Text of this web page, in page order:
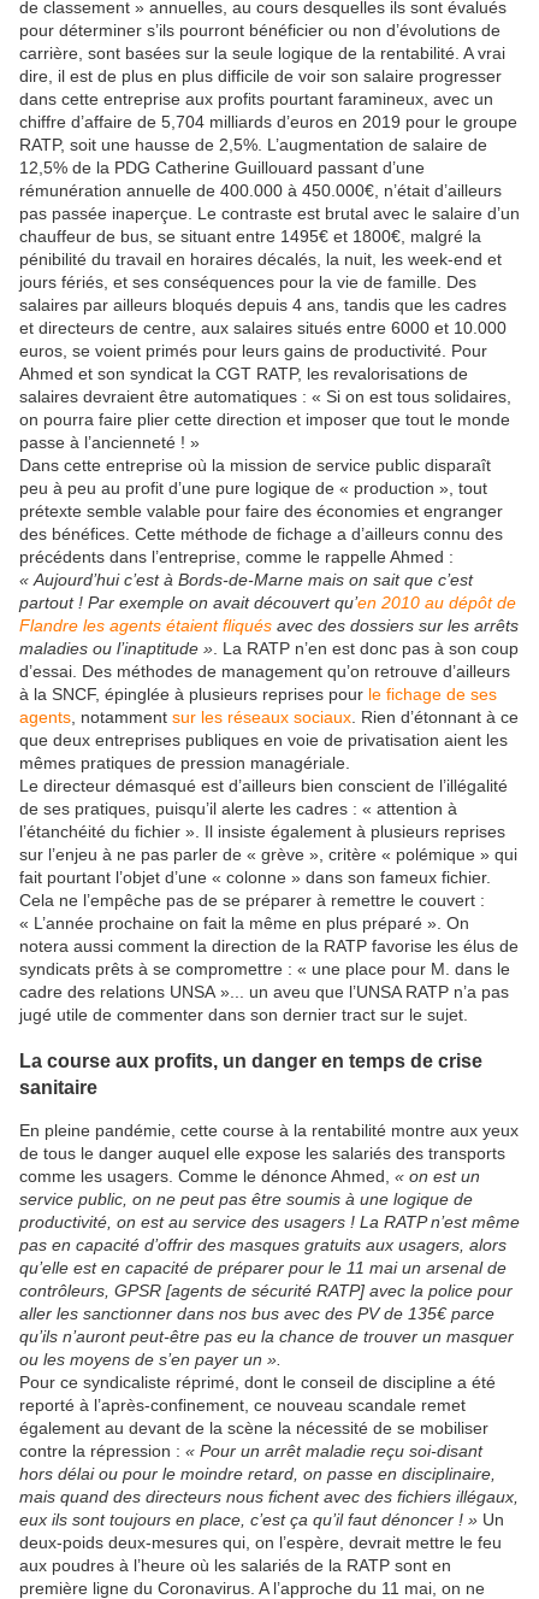
de classement » annuelles, au cours desquelles ils sont évalués
pour déterminer s’ils pourront bénéficier ou non d’évolutions de
carrière, sont basées sur la seule logique de la rentabilité. A vrai
dire, il est de plus en plus difficile de voir son salaire progresser
dans cette entreprise aux profits pourtant faramineux, avec un
chiffre d’affaire de 5,704 milliards d’euros en 2019 pour le groupe
RATP, soit une hausse de 2,5%. L’augmentation de salaire de
12,5% de la PDG Catherine Guillouard passant d’une
rémunération annuelle de 400.000 à 450.000€, n’était d’ailleurs
pas passée inaperçue. Le contraste est brutal avec le salaire d’un
chauffeur de bus, se situant entre 1495€ et 1800€, malgré la
pénibilité du travail en horaires décalés, la nuit, les week-end et
jours fériés, et ses conséquences pour la vie de famille. Des
salaires par ailleurs bloqués depuis 4 ans, tandis que les cadres
et directeurs de centre, aux salaires situés entre 6000 et 10.000
euros, se voient primés pour leurs gains de productivité. Pour
Ahmed et son syndicat la CGT RATP, les revalorisations de
salaires devraient être automatiques : « Si on est tous solidaires,
on pourra faire plier cette direction et imposer que tout le monde
passe à l’ancienneté ! »
Dans cette entreprise où la mission de service public disparaît
peu à peu au profit d’une pure logique de « production », tout
prétexte semble valable pour faire des économies et engranger
des bénéfices. Cette méthode de fichage a d’ailleurs connu des
précédents dans l’entreprise, comme le rappelle Ahmed :
« Aujourd’hui c’est à Bords-de-Marne mais on sait que c’est
partout ! Par exemple on avait découvert qu’en 2010 au dépôt de
Flandre les agents étaient fliqués avec des dossiers sur les arrêts
maladies ou l’inaptitude » . La RATP n’en est donc pas à son coup
d’essai. Des méthodes de management qu’on retrouve d’ailleurs
à la SNCF, épinglée à plusieurs reprises pour le fichage de ses
agents , notamment sur les réseaux sociaux . Rien d’étonnant à ce
que deux entreprises publiques en voie de privatisation aient les
mêmes pratiques de pression managériale.
Le directeur démasqué est d’ailleurs bien conscient de l’illégalité
de ses pratiques, puisqu’il alerte les cadres : « attention à
l’étanchéité du fichier ». Il insiste également à plusieurs reprises
sur l’enjeu à ne pas parler de « grève », critère « polémique » qui
fait pourtant l’objet d’une « colonne » dans son fameux fichier.
Cela ne l’empêche pas de se préparer à remettre le couvert :
« L’année prochaine on fait la même en plus préparé ». On
notera aussi comment la direction de la RATP favorise les élus de
syndicats prêts à se compromettre : « une place pour M. dans le
cadre des relations UNSA »... un aveu que l’UNSA RATP n’a pas
jugé utile de commenter dans son dernier tract sur le sujet.
La course aux profits, un danger en temps de crise
sanitaire
En pleine pandémie, cette course à la rentabilité montre aux yeux
de tous le danger auquel elle expose les salariés des transports
comme les usagers. Comme le dénonce Ahmed, « on est un
service public, on ne peut pas être soumis à une logique de
productivité, on est au service des usagers ! La RATP n’est même
pas en capacité d’offrir des masques gratuits aux usagers, alors
qu’elle est en capacité de préparer pour le 11 mai un arsenal de
contrôleurs, GPSR [agents de sécurité RATP] avec la police pour
aller les sanctionner dans nos bus avec des PV de 135€ parce
qu’ils n’auront peut-être pas eu la chance de trouver un masquer
ou les moyens de s’en payer un ».
Pour ce syndicaliste réprimé, dont le conseil de discipline a été
reporté à l’après-confinement, ce nouveau scandale remet
également au devant de la scène la nécessité de se mobiliser
contre la répression : « Pour un arrêt maladie reçu soi-disant
hors délai ou pour le moindre retard, on passe en disciplinaire,
mais quand des directeurs nous fichent avec des fichiers illégaux,
eux ils sont toujours en place, c’est ça qu’il faut dénoncer ! » Un
deux-poids deux-mesures qui, on l’espère, devrait mettre le feu
aux poudres à l’heure où les salariés de la RATP sont en
première ligne du Coronavirus. A l’approche du 11 mai, on ne